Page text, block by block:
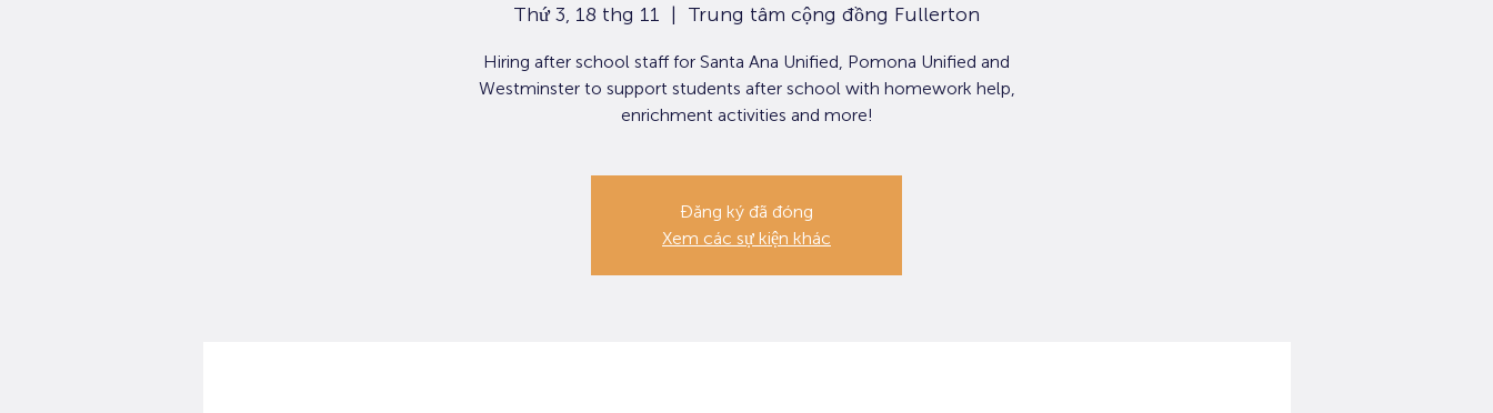
Thứ 3, 18 thg 11
  |
Trung tâm cộng đồng Fullerton
Hiring after school staff for Santa Ana Unified, Pomona Unified and
Westminster to support students after school with homework help,
enrichment activities and more!
Đăng ký đã đóng
Xem các sự kiện khác